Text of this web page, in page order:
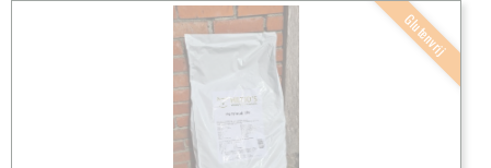
Glutenvrij